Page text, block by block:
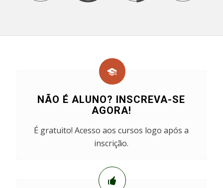
NÃO É ALUNO? INSCREVA-SE
AGORA!
É gratuito! Acesso aos cursos logo após a
inscrição.